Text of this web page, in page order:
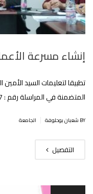
إنشاء مسرعة
تطبيقا لتعليمات السيد الأمين
المتضمنة في المراسلة رقم : 57 / أ ع/2025 المؤرخة في 21 جانفي 2025
BY شعبان بوحلوفة الجامعة
التفصيل